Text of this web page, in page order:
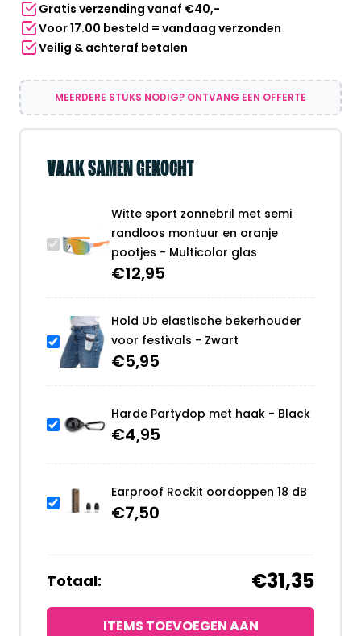
en
oranje
pootjes
Multicolor
glas
aantal
Gratis verzending vanaf €40,-
Voor 17.00 besteld = vandaag verzonden
Veilig & achteraf betalen
MEERDERE STUKS NODIG? ONTVANG EEN OFFERTE
VAAK SAMEN GEKOCHT
Witte sport zonnebril met semi
randloos montuur en oranje
pootjes - Multicolor glas
€12,95
Hold Ub elastische bekerhouder
voor festivals - Zwart
€5,95
Harde Partydop met haak - Black
€4,95
Earproof Rockit oordoppen 18 dB
€7,50
Totaal: €31,35
ITEMS TOEVOEGEN AAN